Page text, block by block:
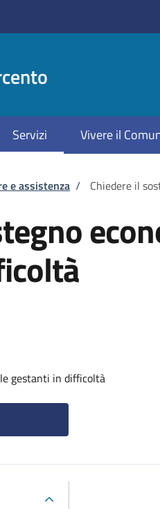
Servizi Vivere il
e assistenza / Chiedere il
gestanti in difficoltà